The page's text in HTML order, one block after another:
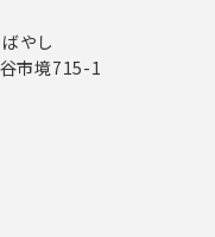
やし
市境715-1